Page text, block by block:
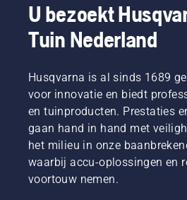
U bezoekt
Tuin Nederland
Husqvarna is al sinds 1689
voor innovatie en biedt
en tuinproducten. Prestaties
gaan hand in hand met
het milieu in onze
waarbij accu-oplossingen en
voortouw nemen.